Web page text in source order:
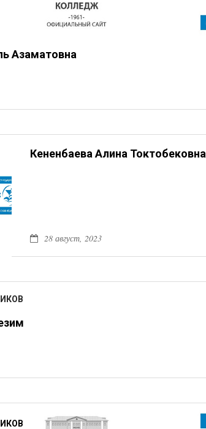
Азаматовна
Кененбаева Алина Токтобековна
28 август, 2023